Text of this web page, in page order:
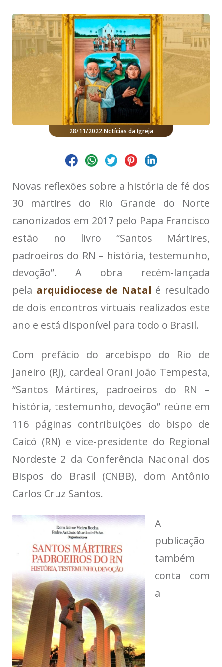
28/11/2022.Notícias da Igreja
Novas reflexões sobre a história de fé dos
30 mártires do Rio Grande do Norte
canonizados em 2017 pelo Papa Francisco
estão no livro “Santos Mártires,
padroeiros do RN – história, testemunho,
devoção”. A obra recém-lançada
pela arquidiocese de Natal é resultado
de dois encontros virtuais realizados este
ano e está disponível para todo o Brasil.
Com prefácio do arcebispo do Rio de
Janeiro (RJ), cardeal Orani João Tempesta,
“Santos Mártires, padroeiros do RN –
história, testemunho, devoção” reúne em
116 páginas contribuições do bispo de
Caicó (RN) e vice-presidente do Regional
Nordeste 2 da Conferência Nacional dos
Bispos do Brasil (CNBB), dom Antônio
Carlos Cruz Santos.
A
publicação
também
conta com
a